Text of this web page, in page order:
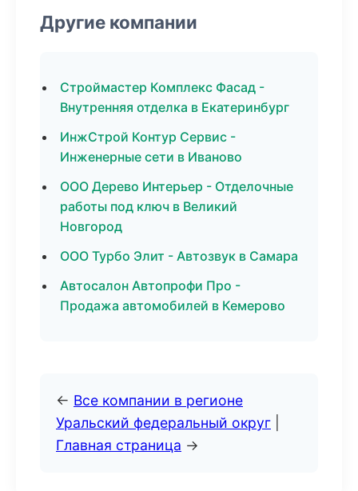
Другие компании
Строймастер Комплекс Фасад -
Внутренняя отделка в Екатеринбург
ИнжСтрой Контур Сервис -
Инженерные сети в Иваново
ООО Дерево Интерьер - Отделочные
работы под ключ в Великий
Новгород
ООО Турбо Элит - Автозвук в Самара
Автосалон Автопрофи Про -
Продажа автомобилей в Кемерово
← Все компании в регионе
Уральский федеральный округ
Главная страница →